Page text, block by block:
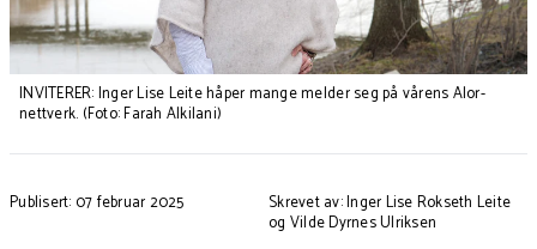
INVITERER: Inger Lise Leite håper mange melder seg på vårens Alor-
nettverk. (Foto: Farah Alkilani)
Publisert: 07 februar 2025
Skrevet av: Inger Lise Rokseth Leite
og Vilde Dyrnes Ulriksen